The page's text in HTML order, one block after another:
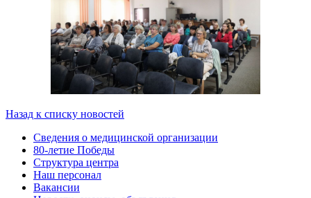
Назад к списку новостей
Сведения о медицинской организации
80-летие Победы
Структура центра
Наш персонал
Вакансии